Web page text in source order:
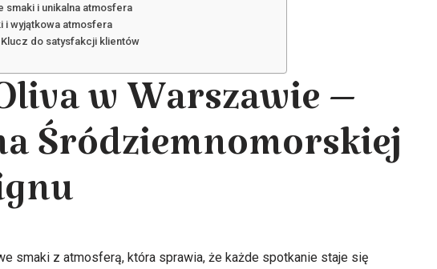
smaki i unikalna atmosfera
i wyjątkowa atmosfera
do satysfakcji klientów
w Warszawie –
Śródziemnomorskiej
smaki z atmosferą, która sprawia, że każde spotkanie staje się